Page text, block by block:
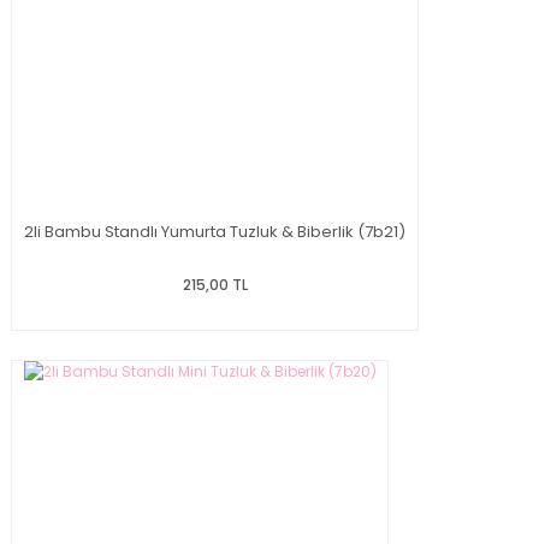
2li Bambu Standlı Yumurta Tuzluk & Biberlik (7b21)
215,00 TL